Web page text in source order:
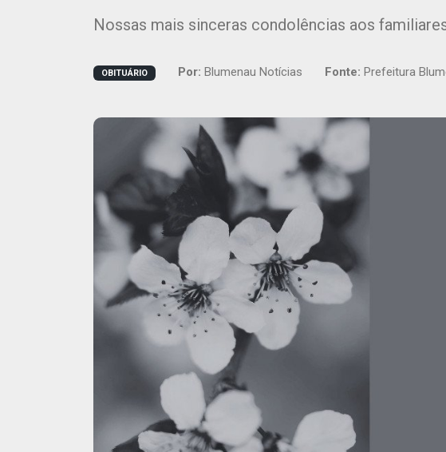
Nossas mais sinceras condolências aos
OBITUÁRIO Por: Blumenau Notícias Fonte: Prefeitura